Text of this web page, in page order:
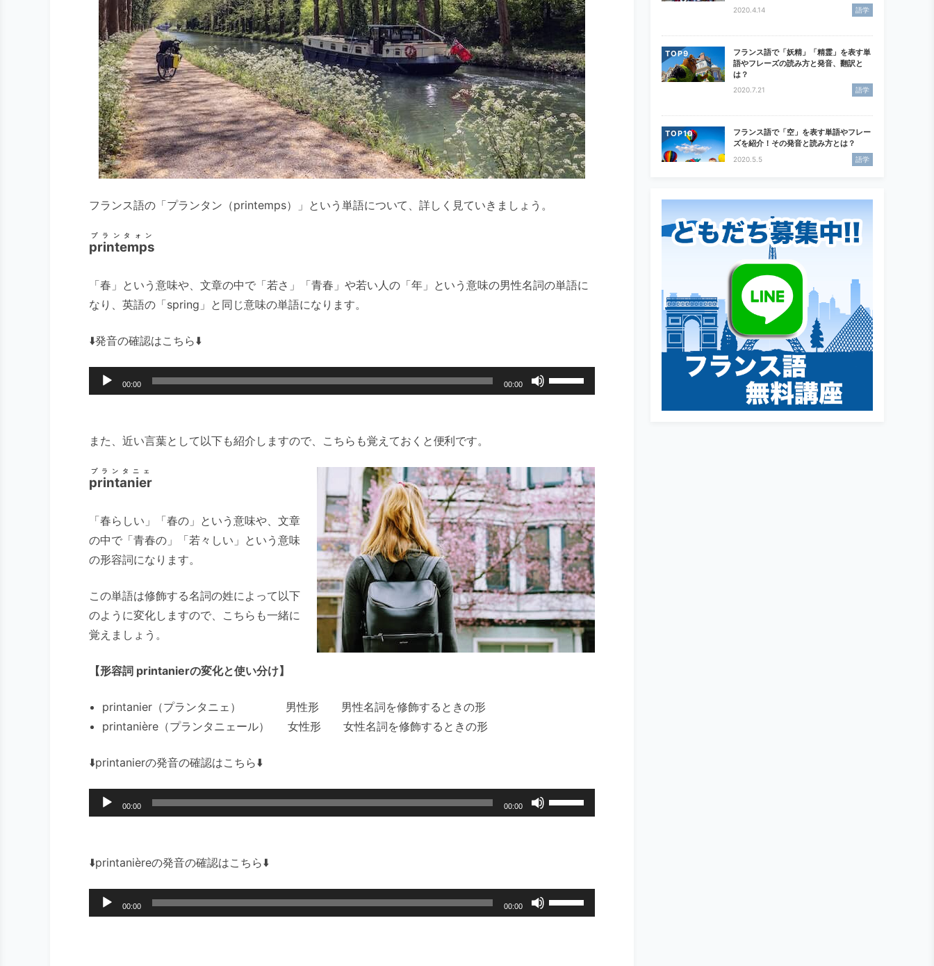
フランス語の「プランタン（printemps）」という単語について、詳しく見ていきましょう。
printemps
プランタォン
「春」という意味や、文章の中で「若さ」「青春」や若い人の「年」という意味の男性名詞の単語に
なり、英語の「spring」と同じ意味の単語になります。
⬇️発音の確認はこちら⬇️
声
レ
ヤ
ー
00:00 00:00
ボ
リ
節
に
は
上
下
矢
印
キ
ー
い。
また、近い言葉として以下も紹介しますので、こちらも覚えておくと便利です。
printanier
プランタニェ
「春らしい」「春の」という意味や、文章
の中で「青春の」「若々しい」という意味
の形容詞になります。
この単語は修飾する名詞の姓によって以下
のように変化しますので、こちらも一緒に
覚えましょう。
【形容詞 printanierの変化と使い分け】
printanier（プランタニェ） 男性形 男性名詞を修飾するときの形
printanière（プランタニェール） 女性形 女性名詞を修飾するときの形
⬇️printanierの発音の確認はこちら⬇️
声
レ
ー
00:00 00:00
ボ
リ
節
⬇️printanièreの発音の確認はこちら⬇️
声
00:00 00:00
ボ
リ
2020.4.14 語学
TOP
フランス語で「妖精」「精霊」を表す単
語やフレーズの読み方と発音、翻訳と
は？
2020.7.21 語学
TOP
フランス語で「空」を表す単語やフレー
ズを紹介！その発音と読み方とは？
2020.5.5 語学